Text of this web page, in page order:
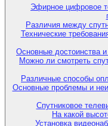
Эфирное цифровое
Различия между
Технические
Основные достоинства и
Можно ли смотреть
Различные способы
Основные проблемы и
На какой
Установка